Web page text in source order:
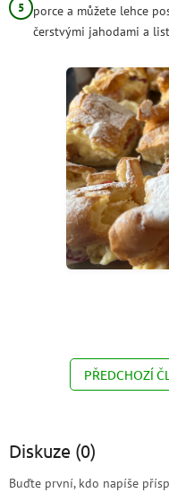
porce a můžete lehce
čerstvými jahodami a
PŘEDCHOZÍ
Diskuze (0)
Buďte první, kdo napíše